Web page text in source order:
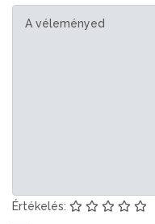
Értékelés: